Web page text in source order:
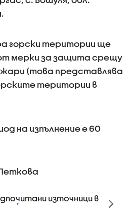
горски територии ще
мерки за защита срещу
(това представлява
територии в
на изпълнение е 60
източници в